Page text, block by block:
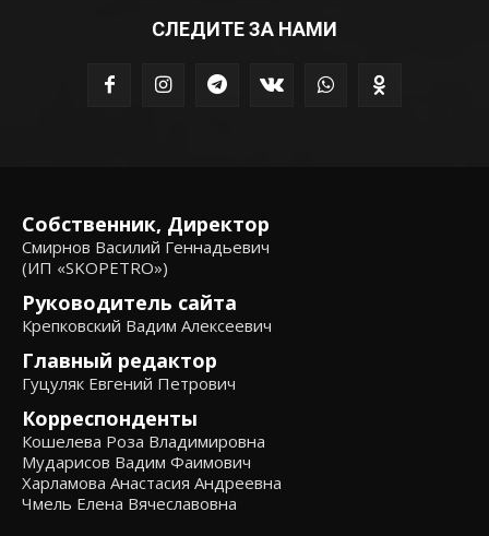
СЛЕДИТЕ ЗА НАМИ
Собственник, Директор
Смирнов Василий Геннадьевич
(ИП «SKOPETRO»)
Руководитель сайта
Крепковский Вадим Алексеевич
Главный редактор
Гуцуляк Евгений Петрович
Корреспонденты
Кошелева Роза Владимировна
Мударисов Вадим Фаимович
Харламова Анастасия Андреевна
Чмель Елена Вячеславовна